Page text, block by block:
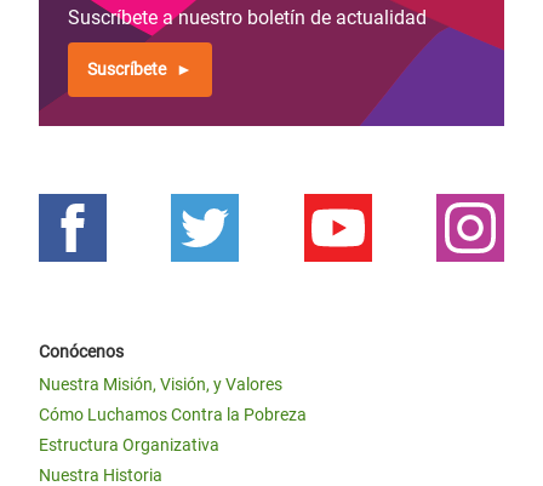
Suscríbete a nuestro boletín de actualidad
Suscríbete
Conócenos
Nuestra Misión, Visión, y Valores
Cómo Luchamos Contra la Pobreza
Estructura Organizativa
Nuestra Historia